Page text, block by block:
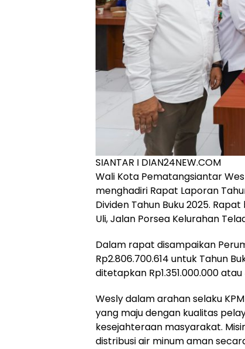
SIANTAR I DIAN24NEW.COM
Wali Kota Pematangsiantar
menghadiri Rapat Laporan
Dividen Tahun Buku 2025.
Uli, Jalan Porsea Kelurahan
Dalam rapat disampaikan
Rp2.806.700.614 untuk Tahun
ditetapkan Rp1.351.000.000
Wesly dalam arahan selaku
yang maju dengan kualitas
kesejahteraan masyarakat.
distribusi air minum aman